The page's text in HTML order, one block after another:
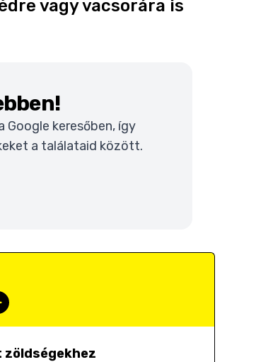
vagy vacsorára is
keresőben, így
a találataid között.
zöldségekhez